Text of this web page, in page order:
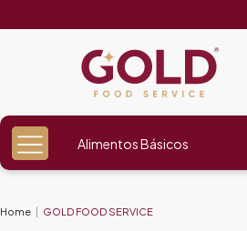
Alimentos Básicos
Home GOLD FOOD SERVICE